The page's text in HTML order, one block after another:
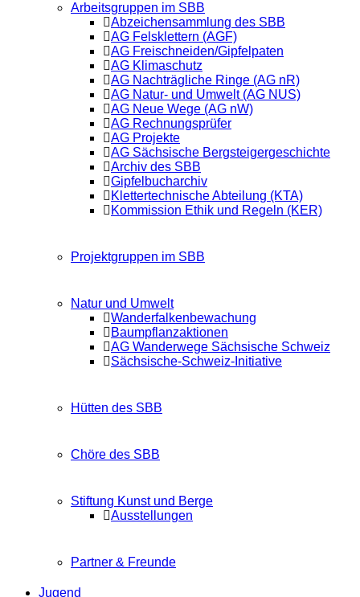
Arbeitsgruppen im SBB
Abzeichensammlung des SBB
AG Felsklettern (AGF)
AG Freischneiden/Gipfelpaten
AG Klimaschutz
AG Nachträgliche Ringe (AG nR)
AG Natur- und Umwelt (AG NUS)
AG Neue Wege (AG nW)
AG Rechnungsprüfer
AG Projekte
AG Sächsische Bergsteigergeschichte
Archiv des SBB
Gipfelbucharchiv
Klettertechnische Abteilung (KTA)
Kommission Ethik und Regeln (KER)
Projektgruppen im SBB
Natur und Umwelt
Wanderfalkenbewachung
Baumpflanzaktionen
AG Wanderwege Sächsische Schweiz
Sächsische-Schweiz-Initiative
Hütten des SBB
Chöre des SBB
Stiftung Kunst und Berge
Ausstellungen
Partner & Freunde
Jugend